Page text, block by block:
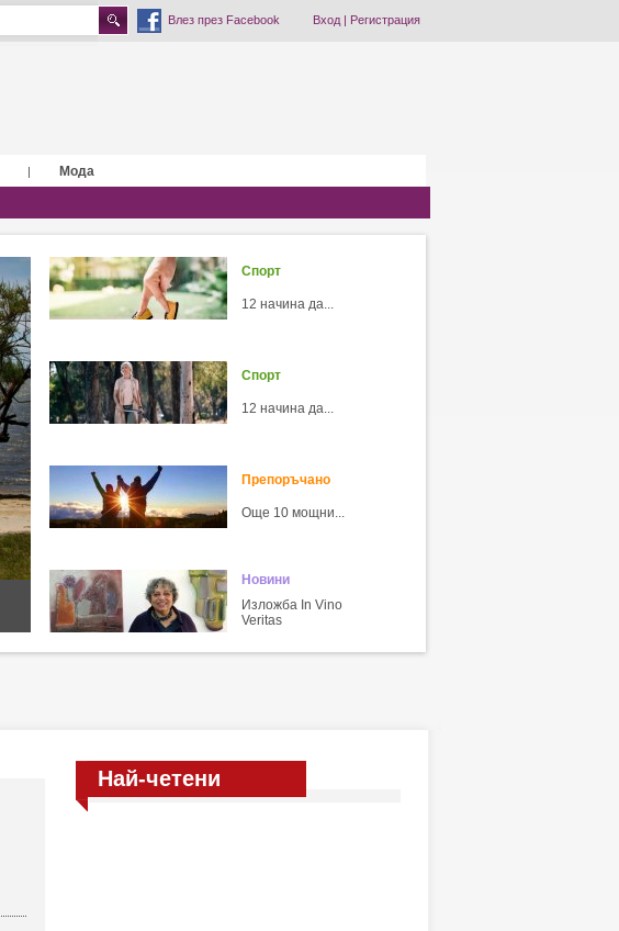
Влез през Facebook Вход| Регистрация
| Мода
Спорт
12 начина да...
Спорт
12 начина да...
Препоръчано
Още 10 мощни...
Новини
Изложба In Vino
Veritas
Най-четени